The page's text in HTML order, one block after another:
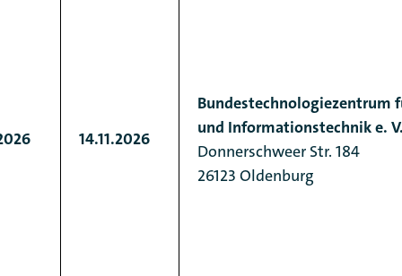
14.11.2026
Bundestechnologiezentrum
und Informationstechnik e.
Donnerschweer Str. 184
26123 Oldenburg